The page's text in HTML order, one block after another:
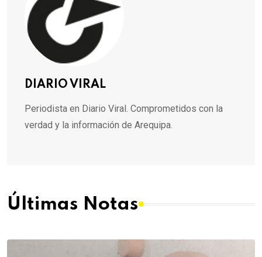
DIARIO VIRAL
Periodista en Diario Viral. Comprometidos con la
verdad y la información de Arequipa.
Últimas Notas